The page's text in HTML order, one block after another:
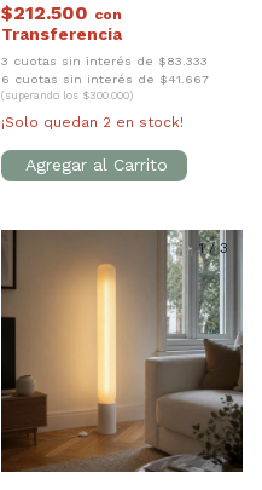
$212.500 con
3 cuotas sin interés de $83.333
6 cuotas sin interés de $41.667
(superando los $300.000)
¡Solo quedan 2 en stock!
1/3